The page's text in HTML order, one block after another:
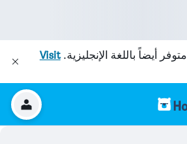
متوفر أيضاً باللغة الإنجليزية.Visit